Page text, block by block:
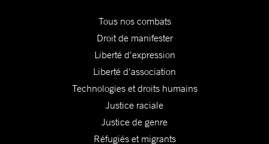
Tous nos combats
Droit de manifester
Liberté d'expression
Liberté d'association
Technologies et droits humains
Justice raciale
Justice de genre
Réfugiés et migrants